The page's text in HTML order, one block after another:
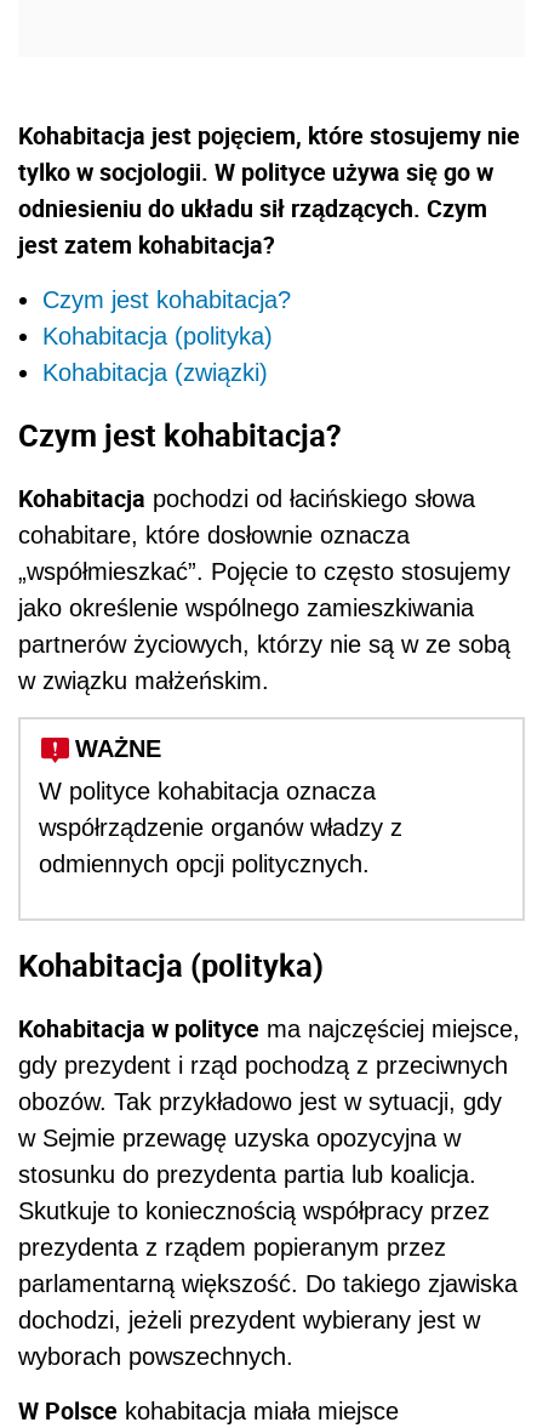
Kohabitacja jest pojęciem, które stosujemy nie
tylko w socjologii. W polityce używa się go w
odniesieniu do układu sił rządzących. Czym
jest zatem kohabitacja?
Czym jest kohabitacja?
Kohabitacja (polityka)
Kohabitacja (związki)
Czym jest kohabitacja?
Kohabitacja pochodzi od łacińskiego słowa
cohabitare, które dosłownie oznacza
„współmieszkać”. Pojęcie to często stosujemy
jako określenie wspólnego zamieszkiwania
partnerów życiowych, którzy nie są w ze sobą
w związku małżeńskim.
WAŻNE
W polityce kohabitacja oznacza
współrządzenie organów władzy z
odmiennych opcji politycznych.
Kohabitacja (polityka)
Kohabitacja w polityce ma najczęściej miejsce,
gdy prezydent i rząd pochodzą z przeciwnych
obozów. Tak przykładowo jest w sytuacji, gdy
w Sejmie przewagę uzyska opozycyjna w
stosunku do prezydenta partia lub koalicja.
Skutkuje to koniecznością współpracy przez
prezydenta z rządem popieranym przez
parlamentarną większość. Do takiego zjawiska
dochodzi, jeżeli prezydent wybierany jest w
wyborach powszechnych.
W Polsce kohabitacja miała miejsce